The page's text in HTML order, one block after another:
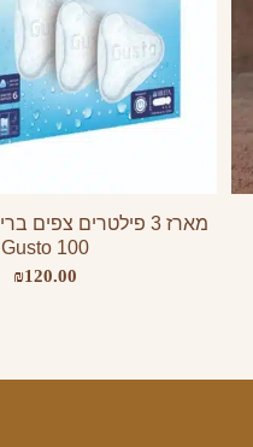
Gusto 100
₪120.00